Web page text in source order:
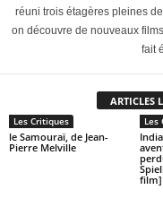
réuni trois étagères pleines
on découvre de nouveaux
fait
ARTICLES
Les Critiques
le Samouraï, de Jean-
Pierre Melville
Les
film]